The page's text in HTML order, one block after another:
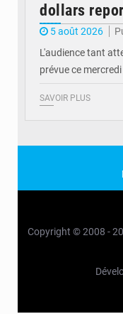
dollars
5 août 2026
L'audience tant
prévue ce
SAVOIR PLUS
Copyright © 2008 -